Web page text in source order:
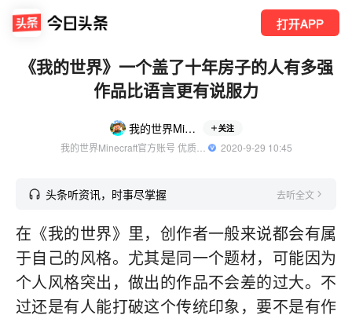
打开APP
《我的世界》一个盖了十年房子的人有多强
作品比语言更有说服力
我的世界Minecraft 关注
我的世界Minecraft官方账号 优质游戏领域创作者
  2020-9-29 10:45
头条听资讯，时事尽掌握 去听全文
在《我的世界》里，创作者一般来说都会有属
于自己的风格。尤其是同一个题材，可能因为
个人风格突出，做出的作品不会差的过大。不
过还是有人能打破这个传统印象，要不是有作